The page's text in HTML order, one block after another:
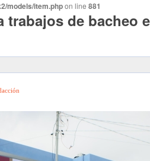
models/item.phpon line 881
trabajos de bacheo